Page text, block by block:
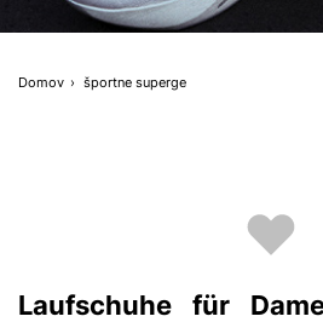
Domov športne superge
Laufschuhe für